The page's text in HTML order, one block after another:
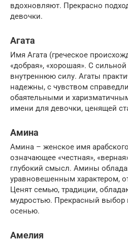
вдохновляют. Прекрасно
девочки.
Агата
Имя Агата (греческое
«добрая», «хорошая». С
внутреннюю силу. Агаты
надежны, с чувством
обаятельными и
имени для девочки, ценящей
Амина
Амина – женское имя
означающее «честная»,
глубокий смысл. Амины
уравновешенным характером,
Ценят семью, традиции,
мудростью. Прекрасный выбор
осенью.
Амелия